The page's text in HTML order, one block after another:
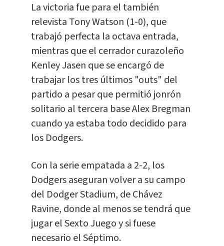
La victoria fue para el también
relevista Tony Watson (1-0), que
trabajó perfecta la octava entrada,
mientras que el cerrador curazoleño
Kenley Jasen que se encargó de
trabajar los tres últimos "outs" del
partido a pesar que permitió jonrón
solitario al tercera base Alex Bregman
cuando ya estaba todo decidido para
los Dodgers.
Con la serie empatada a 2-2, los
Dodgers aseguran volver a su campo
del Dodger Stadium, de Chávez
Ravine, donde al menos se tendrá que
jugar el Sexto Juego y si fuese
necesario el Séptimo.